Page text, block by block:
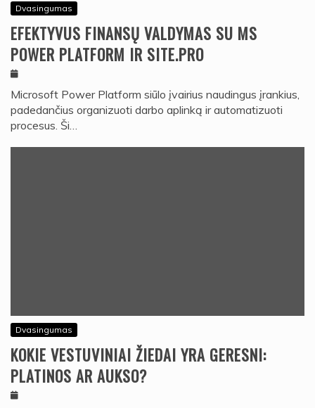
Dvasingumas
EFEKTYVUS FINANSŲ VALDYMAS SU MS
POWER PLATFORM IR SITE.PRO
Microsoft Power Platform siūlo įvairius naudingus įrankius,
padedančius organizuoti darbo aplinką ir automatizuoti
procesus. Ši…
Dvasingumas
KOKIE VESTUVINIAI ŽIEDAI YRA GERESNI:
PLATINOS AR AUKSO?